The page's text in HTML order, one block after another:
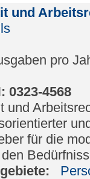
und
pro
0323-4568
und
für die